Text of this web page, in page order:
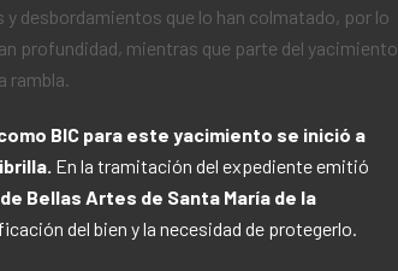
desbordamientos que lo han colmatado, por lo
profundidad, mientras que parte del yacimiento
rambla.
BIC para este yacimiento se inició a
En la tramitación del expediente emitió
Bellas Artes de Santa María de la
del bien y la necesidad de protegerlo.